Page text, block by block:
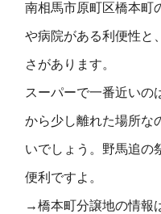
南相馬市原町区橋本町
や病院がある利便性と
さがあります。
スーパーで一番近いの
から少し離れた場所な
いでしょう。野馬追の
便利ですよ。
→橋本町分譲地の情報